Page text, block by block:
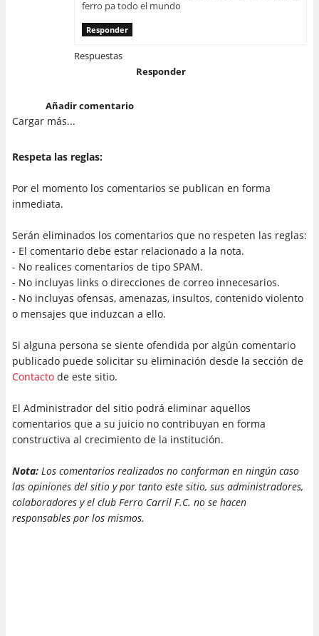
ferro pa todo el mundo
Responder
Respuestas
Responder
Añadir comentario
Cargar más...
Respeta las reglas:
Por el momento los comentarios se publican en forma
inmediata.
Serán eliminados los comentarios que no respeten las reglas:
- El comentario debe estar relacionado a la nota.
- No realices comentarios de tipo SPAM.
- No incluyas links o direcciones de correo innecesarios.
- No incluyas ofensas, amenazas, insultos, contenido violento
o mensajes que induzcan a ello.
Si alguna persona se siente ofendida por algún comentario
publicado puede solicitar su eliminación desde la sección de
Contactode este sitio.
El Administrador del sitio podrá eliminar aquellos
comentarios que a su juicio no contribuyan en forma
constructiva al crecimiento de la institución.
Nota:Los comentarios realizados no conforman en ningún caso
las opiniones del sitio y por tanto este sitio, sus administradores,
colaboradores y el club Ferro Carril F.C. no se hacen
responsables por los mismos.